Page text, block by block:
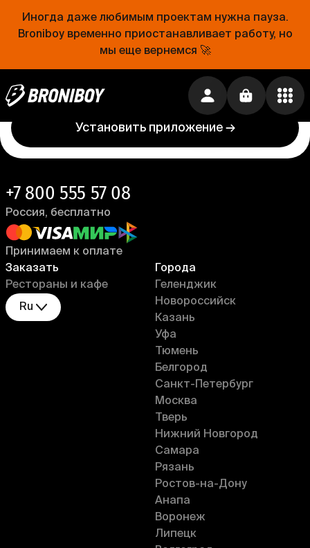
Иногда даже любимым проектам нужна пауза.
Broniboy временно приостанавливает работу, но
мы еще вернемся 🚀
Проще, чем открыть холодильник
Broniboy и закажи еду из любимого ресторана
прямо сейчас!
Установить приложение →
Заказать
Рестораны и кафе
Ru
Города
Геленджик
Новороссийск
Казань
Уфа
Тюмень
Белгород
Санкт-Петербург
Москва
Тверь
Нижний Новгород
Самара
Рязань
Ростов-на-Дону
Анапа
Воронеж
Липецк
+7 800 555 57 08
Россия, бесплатно
Принимаем к оплате